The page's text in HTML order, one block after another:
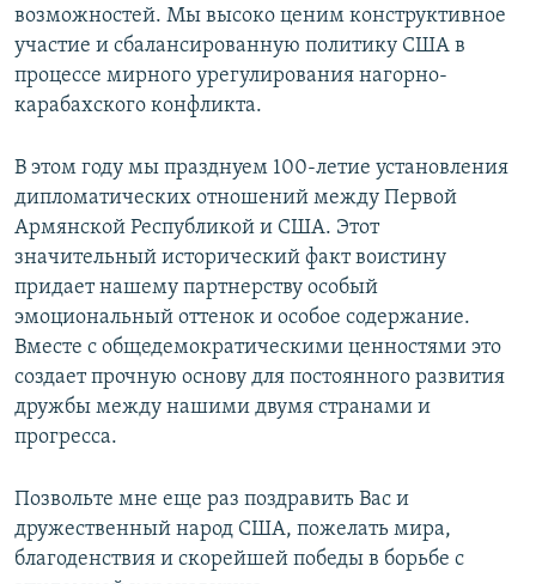
возможностей. Мы высоко ценим конструктивное
участие и сбалансированную политику США в
процессе мирного урегулирования нагорно-
карабахского конфликта.
В этом году мы празднуем 100-летие установления
дипломатических отношений между Первой
Армянской Республикой и США. Этот
значительный исторический факт воистину
придает нашему партнерству особый
эмоциональный оттенок и особое содержание.
Вместе с общедемократическими ценностями это
создает прочную основу для постоянного развития
дружбы между нашими двумя странами и
прогресса.
Позвольте мне еще раз поздравить Вас и
дружественный народ США, пожелать мира,
благоденствия и скорейшей победы в борьбе с